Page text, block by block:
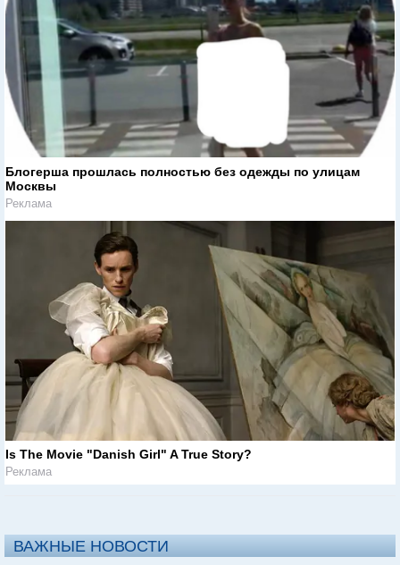
Блогерша прошлась полностью без одежды по улицам
Москвы
Реклама
Is The Movie "Danish Girl" A True Story?
Реклама
ВАЖНЫЕ НОВОСТИ